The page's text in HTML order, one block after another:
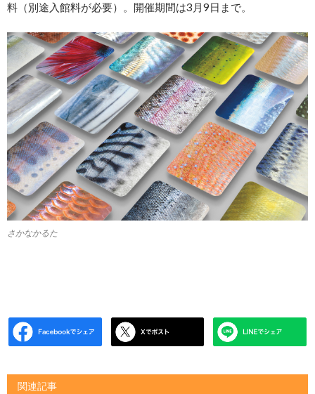
料（別途入館料が必要）。開催期間は3月9日まで。
さかなかるた
関連記事